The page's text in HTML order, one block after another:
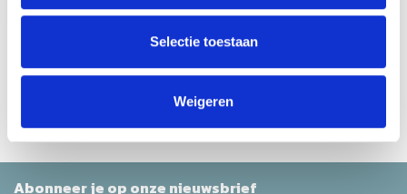
Selectie toestaan
Weigeren
Help ons en andere klanten door het schrijven van een
Abonneer je op onze nieuwsbrief